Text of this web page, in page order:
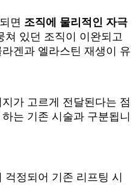
면 조직에 물리적인 자극
쳐 있던 조직이 이완되고
겐과 엘라스틴 재생이 유
가 고르게 전달된다는 점
는 기존 시술과 구분됩니
정되어 기존 리프팅 시